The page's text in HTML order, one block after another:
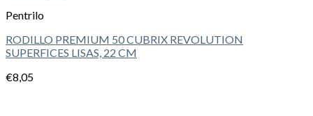
Pentrilo
RODILLO PREMIUM 50 CUBRIX REVOLUTION
SUPERFICES LISAS, 22 CM
€8,05